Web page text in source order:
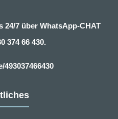
24/7 über WhatsApp-CHAT
374 66 430.
493037466430